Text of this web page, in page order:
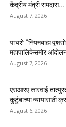
केंद्रीय मंत्री रामदास...
August 7, 2026
पाचशे “नियमबाह्य
महापालिकेसमोर
August 7, 2026
एसआरए कारवाई
कुटुंबाच्या न्यायासाठी
August 6, 2026